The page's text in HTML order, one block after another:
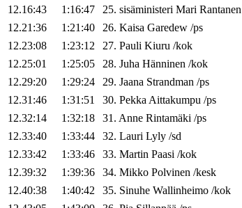
12.16:43
1:16:47 25. sisäministeri Mari Rantanen
12.21:36
1:21:40 26. Kaisa Garedew /ps
12.23:08
1:23:12 27. Pauli Kiuru /kok
12.25:01
1:25:05 28. Juha Hänninen /kok
12.29:20
1:29:24 29. Jaana Strandman /ps
12.31:46
1:31:51 30. PekkaAittakumpu /ps
12.32:14
1:32:18 31. Anne Rintamäki /ps
12.33:40
1:33:44 32. Lauri Lyly /sd
12.33:42
1:33:46 33. Martin Paasi /kok
12.39:32
1:39:36 34. Mikko Polvinen /kesk
12.40:38
1:40:42 35. Sinuhe Wallinheimo /kok